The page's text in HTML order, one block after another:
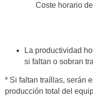
Coste horario
La productividad
si faltan o sobran
* Si faltan traíllas, serán
producción total del